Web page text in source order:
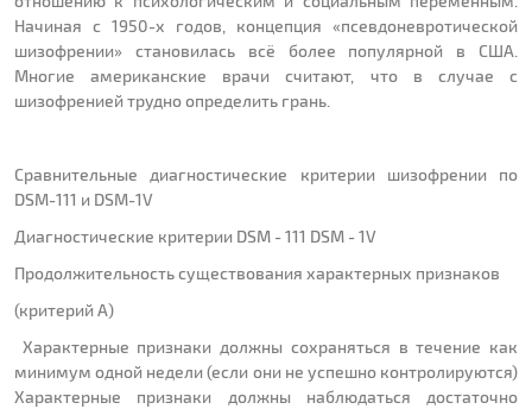
Начиная с 1950-х годов, концепция «псевдоневротической
шизофрении» становилась всё более популярной в США.
Многие американские врачи считают, что в случае с
шизофренией трудно определить грань.
Сравнительные диагностические критерии шизофрении по
DSM-111 и DSM-1V
Диагностические критерии DSM - 111 DSM - 1V
Продолжительность существования характерных признаков
(критерий А)
Характерные признаки должны сохраняться в течение как
минимум одной недели (если они не успешно контролируются)
Характерные признаки должны наблюдаться достаточно